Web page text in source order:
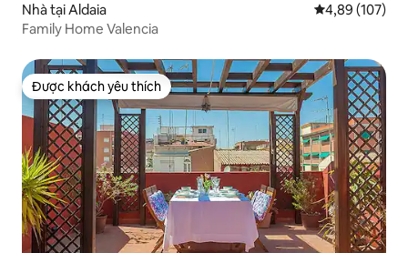
Nhà tại Aldaia Xếp hạng
4,89 (107)
Family Home Valencia
Được khách yêu thích
Được khách yêu thích